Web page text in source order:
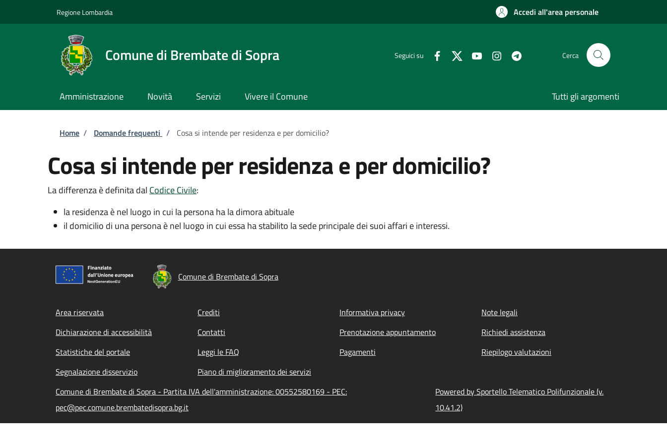
Regione Lombardia Accedi all'area personale
Comune di Brembate di Sopra Seguici su Cerca
Amministrazione Novità Servizi Vivere il Comune Tutti gli argomenti
Briciole di pane
Home / Domande frequenti / Cosa si intende per residenza e per domicilio?
Cosa si intende per residenza e per domicilio?
La differenza è definita dal Codice Civile:
la residenza è nel luogo in cui la persona ha la dimora abituale
il domicilio di una persona è nel luogo in cui essa ha stabilito la sede principale dei suoi affari e interessi.
Comune di Brembate di Sopra
Footer menu
Area riservata Crediti Informativa privacy
Note legali
Dichiarazione di accessibilità
Contatti Prenotazione appuntamento
Richiedi assistenza
Statistiche del portale
Leggi le FAQ Pagamenti
Riepilogo valutazioni
Segnalazione disservizio
Piano di miglioramento dei servizi
Comune di Brembate di Sopra - Partita IVA dell'amministrazione: 00552580169 - PEC:
pec@pec.comune.brembatedisopra.bg.it
Powered by Sportello Telematico Polifunzionale (v.
10.41.2)